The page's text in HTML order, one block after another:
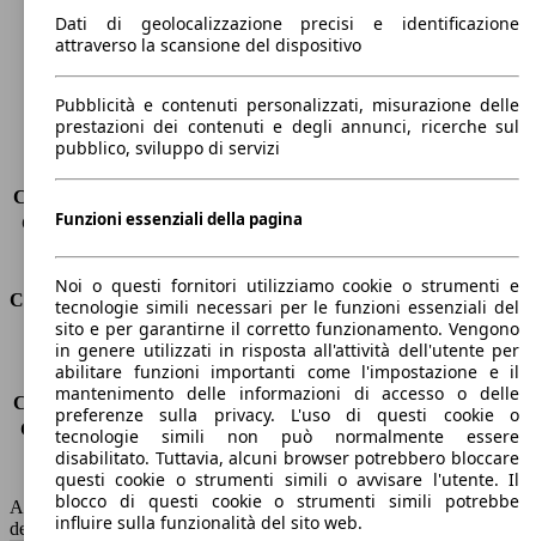
Larghezza
1830 mm
Passo
2700 mm
Porte
5
Sedili
5
Capacità di traino (senza freni)
Capacità di traino (con freni)
1000 kg
Consumi
Emissioni di CO2*
-
Consumo (urbano)
-
Consumo (extra-urbano) -
Consumo (combinato)*
Classe di emissione
Euro 6
Capacità del serbatoio
52 l
AutoScout24 non si assume alcuna responsabilità per la correttezza
dei dati.
Dati di geolocalizzazione precisi e identificazione
attraverso la scansione del dispositivo
Pubblicità e contenuti personalizzati, misurazione delle
prestazioni dei contenuti e degli annunci, ricerche sul
pubblico, sviluppo di servizi
Funzioni essenziali della pagina
Noi o questi fornitori utilizziamo cookie o strumenti e
tecnologie simili necessari per le funzioni essenziali del
sito e per garantirne il corretto funzionamento. Vengono
in genere utilizzati in risposta all'attività dell'utente per
abilitare funzioni importanti come l'impostazione e il
mantenimento delle informazioni di accesso o delle
preferenze sulla privacy. L'uso di questi cookie o
tecnologie simili non può normalmente essere
disabilitato. Tuttavia, alcuni browser potrebbero bloccare
questi cookie o strumenti simili o avvisare l'utente. Il
blocco di questi cookie o strumenti simili potrebbe
influire sulla funzionalità del sito web.